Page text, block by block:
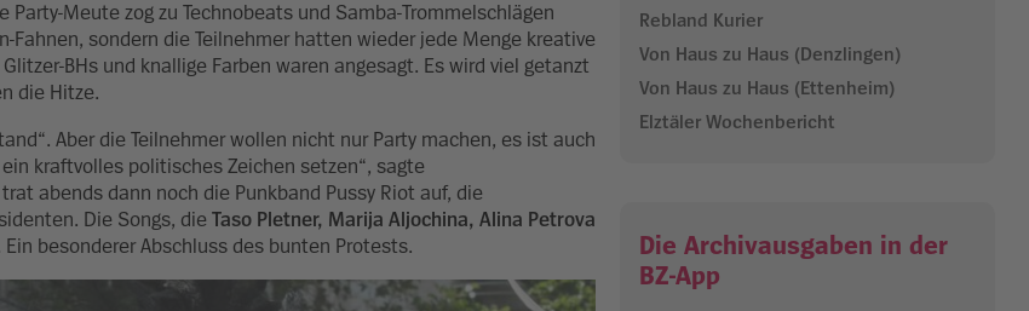
Meute zog zu Technobeats und Samba-Trommelschlägen
sondern die Teilnehmer hatten wieder jede Menge kreative
BHs und knallige Farben waren angesagt. Es wird viel getanzt
die Hitze.
Aber die Teilnehmer wollen nicht nur Party machen, es ist auch
kraftvolles politisches Zeichen setzen“, sagte
abends dann noch die Punkband Pussy Riot auf, die
Die Songs, die Taso Pletner, Marija Aljochina, Alina Petrova
besonderer Abschluss des bunten Protests.
Rebland Kurier
Von Haus zu Haus (Denzlingen)
Von Haus zu Haus (Ettenheim)
Elztäler Wochenbericht
Die Archivausgaben in der
BZ-App